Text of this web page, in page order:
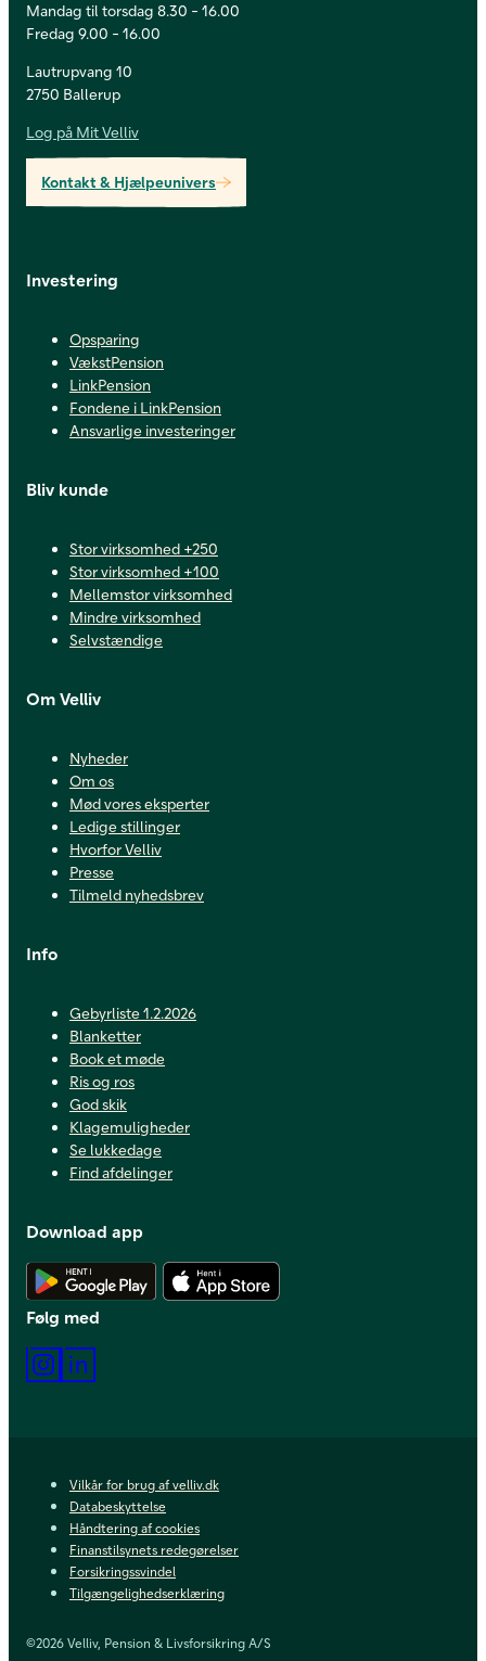
Mandag til torsdag 8.30 - 16.00
Fredag 9.00 - 16.00
Lautrupvang 10
2750 Ballerup
Log på Mit Velliv
Kontakt & Hjælpeunivers
Investering
Opsparing
VækstPension
LinkPension
Fondene i LinkPension
Ansvarlige investeringer
Bliv kunde
Stor virksomhed +250
Stor virksomhed +100
Mellemstor virksomhed
Mindre virksomhed
Selvstændige
Om Velliv
Nyheder
Om os
Mød vores eksperter
Ledige stillinger
Hvorfor Velliv
Presse
Tilmeld nyhedsbrev
Info
Gebyrliste 1.2.2026
Blanketter
Book et møde
Ris og ros
God skik
Klagemuligheder
Se lukkedage
Find afdelinger
Download app
Hent Android app
Følg med
Instagram
Vilkår for brug af velliv.dk
Databeskyttelse
Håndtering af cookies
Finanstilsynets redegørelser
Forsikringssvindel
Tilgængelighedserklæring
©2026 Velliv, Pension & Livsforsikring A/S